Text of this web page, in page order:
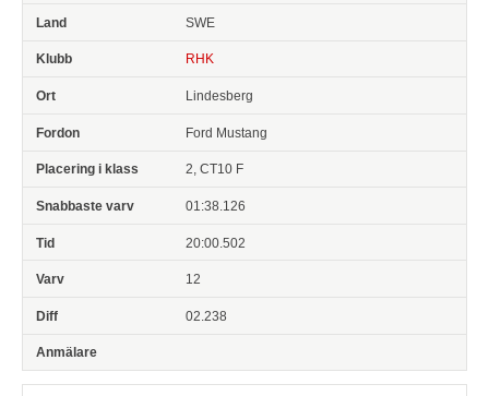
SWE
RHK
Lindesberg
Ford Mustang
2, CT10 F
01:38.126
20:00.502
12
02.238